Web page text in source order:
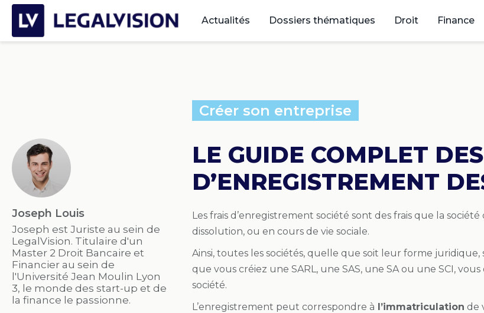
Actualités Dossiers thématiques Droit Finance
Joseph Louis
Joseph est Juriste au sein de
LegalVision. Titulaire d'un
Master 2 Droit Bancaire et
Financier au sein de
l'Université Jean Moulin Lyon
3, le monde des start-up et de
la finance le passionne.
Créer son entreprise
LE GUIDE COMPLET
D’ENREGISTREMENT
Les frais d’enregistrement société sont des frais que la
dissolution, ou en cours de vie sociale.
Ainsi, toutes les sociétés, quelle que soit leur forme juridique,
que vous créiez une SARL, une SAS, une SA ou une SCI,
société.
L’enregistrement peut correspondre à l’immatriculation de